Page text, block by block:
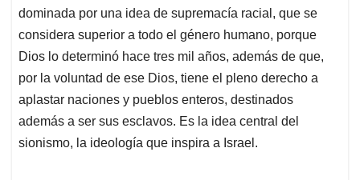
dominada por una idea de supremacía racial, que se
considera superior a todo el género humano, porque
Dios lo determinó hace tres mil años, además de que,
por la voluntad de ese Dios, tiene el pleno derecho a
aplastar naciones y pueblos enteros, destinados
además a ser sus esclavos. Es la idea central del
sionismo, la ideología que inspira a Israel.